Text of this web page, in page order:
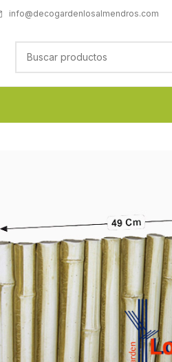
info@decogardenlosalmendros.com